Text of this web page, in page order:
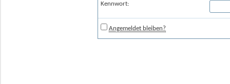
Kennwort:
Angemeldet bleiben?